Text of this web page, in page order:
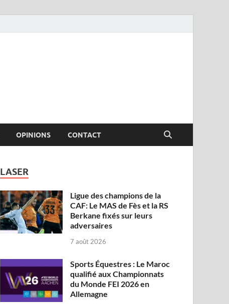
OPINIONS CONTACT
LASER
Ligue des champions de la
CAF: Le MAS de Fès et la RS
Berkane fixés sur leurs
adversaires
7 août 2026
Sports Équestres : Le Maroc
qualifié aux Championnats
du Monde FEI 2026 en
Allemagne